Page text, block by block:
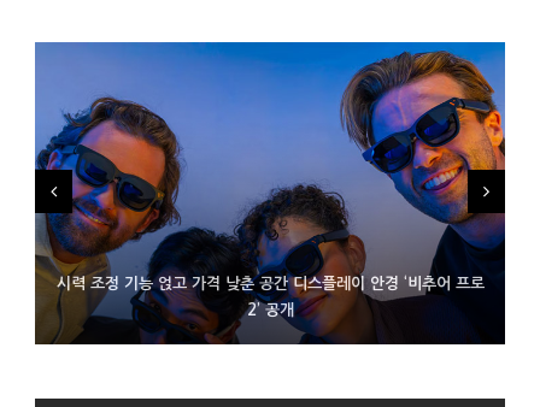
시력 조정 기능 얹고 가격 낮춘 공간 디스플레이 안경 ‘비추어 프로
2’ 공개
D램 부족에 10억달러어치 아이폰18 프로세서 패키징 대기 중
300~400달러 반지형 스피커 준비하는 오픈AI